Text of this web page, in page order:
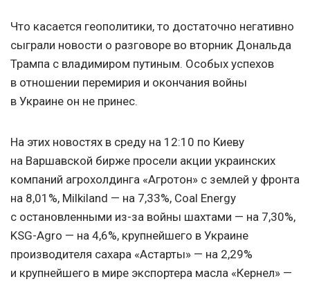
Что касается геополитики, то достаточно негативно
сыграли новости о разговоре во вторник Дональда
Трампа с владимиром путиным. Особых успехов
в отношении перемирия и окончания войны
в Украине он не принес.
На этих новостях в среду на 12:10 по Киеву
на Варшавской бирже просели акции украинских
компаний агрохолдинга «Агротон» с землей у фронта
на 8,01%, Milkiland — на 7,33%, Coal Energy
с остановленными из-за войны шахтами — на 7,30%,
KSG-Agro — на 4,6%, крупнейшего в Украине
производителя сахара «Астарты» — на 2,29%
и крупнейшего в мире экспортера масла «Кернел» —